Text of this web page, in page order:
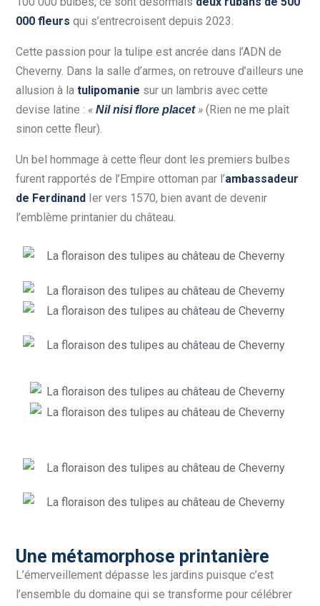
000 fleurs qui s’entrecroisent depuis 2023.
Cette passion pour la tulipe est ancrée dans l’ADN de
Cheverny. Dans la salle d’armes, on retrouve d’ailleurs une
allusion à la tulipomanie sur un lambris avec cette
devise latine : « Nil nisi flore placet» (Rien ne me plaît
sinon cette fleur).
Un bel hommage à cette fleur dont les premiers bulbes
furent rapportés de l’Empire ottoman par l’ambassadeur
de Ferdinand Ier vers 1570, bien avant de devenir
l’emblème printanier du château.
Une métamorphose printanière
L’émerveillement dépasse les jardins puisque c’est
l’ensemble du domaine qui se transforme pour célébrer